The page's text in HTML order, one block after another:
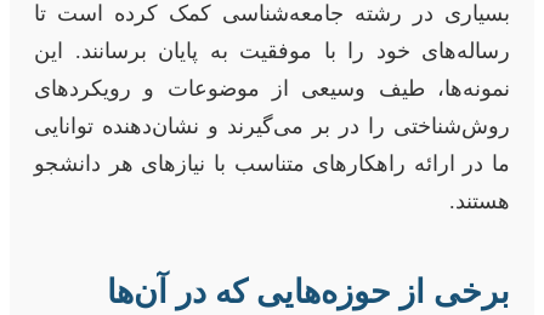
بسیاری در رشته جامعه‌شناسی کمک کرده است تا
رساله‌های خود را با موفقیت به پایان برسانند. این
نمونه‌ها، طیف وسیعی از موضوعات و رویکردهای
روش‌شناختی را در بر می‌گیرند و نشان‌دهنده توانایی
ما در ارائه راهکارهای متناسب با نیازهای هر دانشجو
هستند.
برخی از حوزه‌هایی که در آن‌ها